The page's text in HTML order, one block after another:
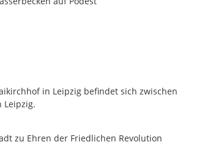
in Leipzig befindet sich zwischen
Leipzig.
zu Ehren der Friedlichen Revolution